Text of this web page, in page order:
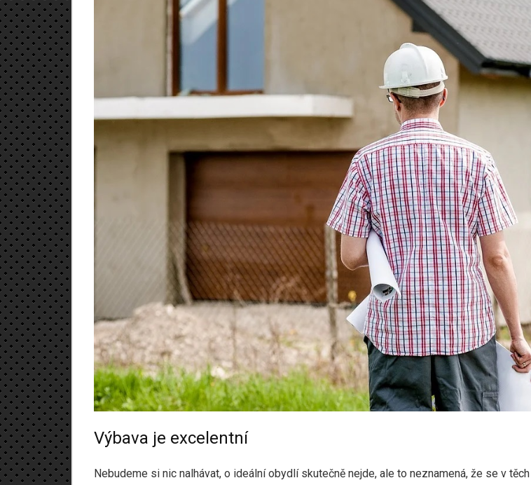
Výbava je excelentní
Nebudeme si nic nalhávat, o ideální obydlí skutečně nejde, ale to neznamená, že se v